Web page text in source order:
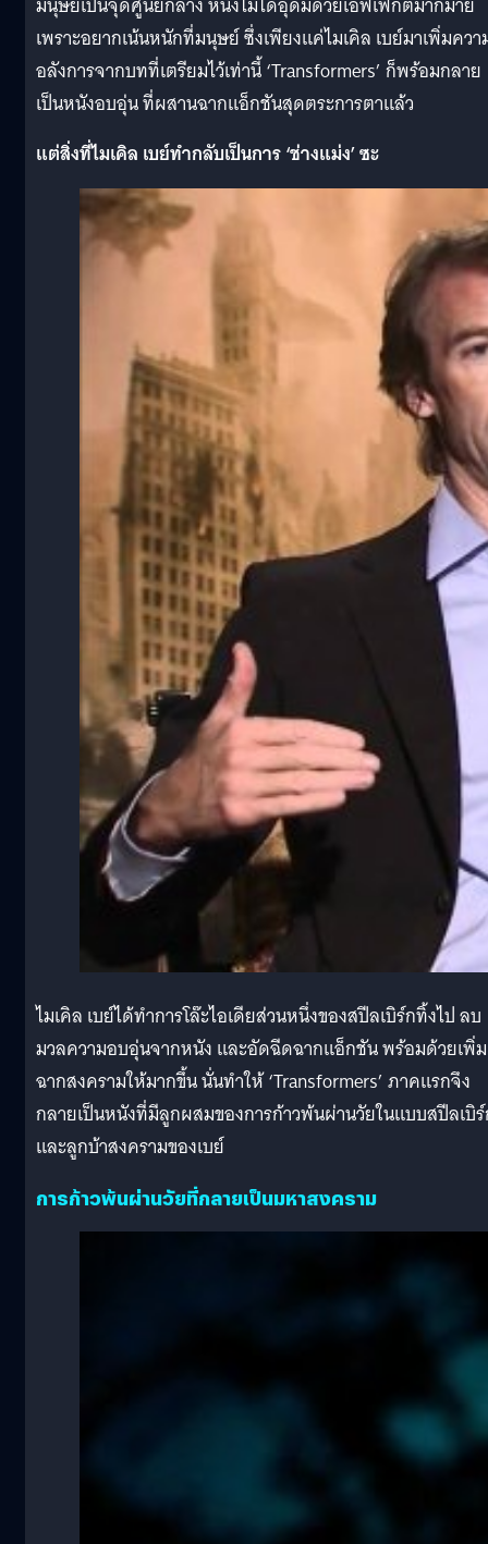
เพราะอยากเน้นหนักที่มนุษย์ ซึ่งเพียงแค่ไมเคิล เบย์มาเพิ่มควา
อลังการจากบทที่เตรียมไว้เท่านี้ ‘Transformers’ ก็พร้อมกลาย
เป็นหนังอบอุ่น ที่ผสานฉากแอ็กชันสุดตระการตาแล้ว
แต่สิ่งที่ไมเคิล เบย์ทำกลับเป็นการ ‘ช่างแม่ง’ ซะ
ไมเคิล เบย์ได้ทำการโล๊ะไอเดียส่วนหนึ่งของสปีลเบิร์กทิ้งไป ลบ
มวลความอบอุ่นจากหนัง และอัดฉีดฉากแอ็กชัน พร้อมด้วยเพิ่ม
ฉากสงครามให้มากขึ้น นั่นทำให้ ‘Transformers’ ภาคแรกจึง
กลายเป็นหนังที่มีลูกผสมของการก้าวพ้นผ่านวัยในแบบสปีลเบิ
และลูกบ้าสงครามของเบย์
การก้าวพ้นผ่านวัยที่กลายเป็นมหาสงคราม